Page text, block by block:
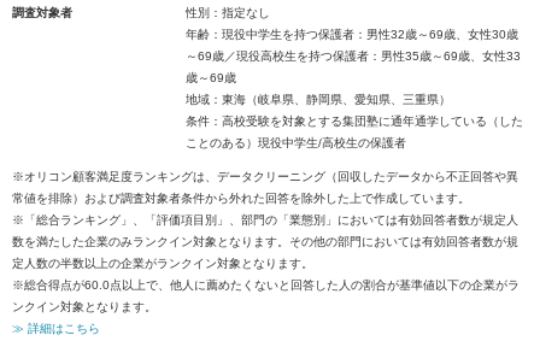
調査対象者
性別：指定なし
年齢：現役中学生を持つ保護者：男性32歳～69歳、女性30歳
～69歳／現役高校生を持つ保護者：男性35歳～69歳、女性33
歳～69歳
地域：東海（岐阜県、静岡県、愛知県、三重県）
条件：高校受験を対象とする集団塾に通年通学している（した
ことのある）現役中学生/高校生の保護者
※オリコン顧客満足度ランキングは、データクリーニング（回収したデータから不正回答や異
常値を排除）および調査対象者条件から外れた回答を除外した上で作成しています。
※「総合ランキング」、「評価項目別」、部門の「業態別」においては有効回答者数が規定人
数を満たした企業のみランクイン対象となります。その他の部門においては有効回答者数が規
定人数の半数以上の企業がランクイン対象となります。
※総合得点が60.0点以上で、他人に薦めたくないと回答した人の割合が基準値以下の企業がラ
ンクイン対象となります。
≫ 詳細はこちら